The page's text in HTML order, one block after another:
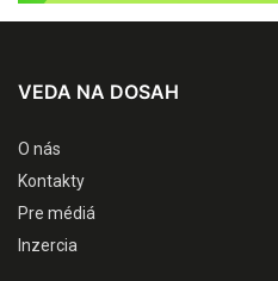
VEDA NA DOSAH
O nás
Kontakty
Pre médiá
Inzercia